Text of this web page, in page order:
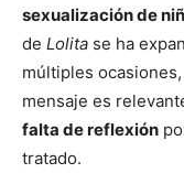
sexualización de
de Lolita se ha
múltiples
mensaje es
falta de reflexión
tratado.